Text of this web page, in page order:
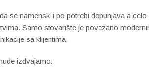
se namenski i po potrebi dopunjava a
Samo stovarište je povezano
sa klijentima.
izdvajamo: